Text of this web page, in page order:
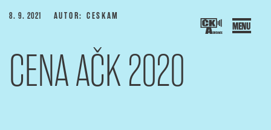
Přejít
webu
ČESKÝCH KAMERAMANŮ
portál Asociace českých kameramanů
PUBLIKOVÁNO
8. 9. 2021 AUTOR: CESKAM
CENA AČK 2020